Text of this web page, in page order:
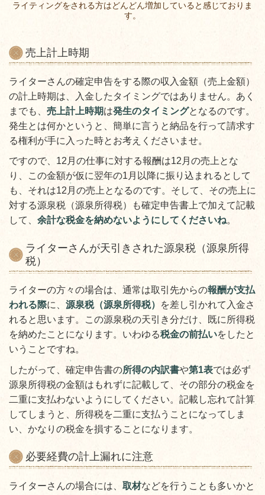
ライティングをされる方はどんどん増加していると感じておりま
す。
売上計上時期
ライターさんの確定申告をする際の収入金額（売上金額）
の計上時期は、入金したタイミングではありません。あく
までも、 売上計上時期は発生のタイミングとなるのです。
発生とは何かというと、簡単に言うと納品を行って請求す
る権利が手に入った時とお考えくださいませ。
ですので、12月の仕事に対する報酬は12月の売上とな
り、この金額が仮に翌年の1月以降に振り込まれるとして
も、それは12月の売上となるのです。そして、その売上に
対する源泉税（源泉所得税）も確定申告書上で加えて記載
して、 余計な税金を納めないようにしてくださいね。
ライターさんが天引きされた源泉税（源泉所得
税）
ライターの方々の場合は、通常は取引先からの報酬が支払
われる際に、 源泉税（源泉所得税）
を差し引かれて入金さ
れると思います。この源泉税の天引き分だけ、既に所得税
を納めたことになります。いわゆる税金の前払いをしたと
いうことですね。
したがって、確定申告書の所得の内訳書や第1表では必ず
源泉所得税の金額はもれずに記載して、その部分の税金を
二重に支払わないようにしてください。記載し忘れて計算
してしまうと、所得税を二重に支払うことになってしま
い、かなりの税金を損することになります。
必要経費の計上漏れに注意
ライターさんの場合には、 取材などを行うことも多いかと